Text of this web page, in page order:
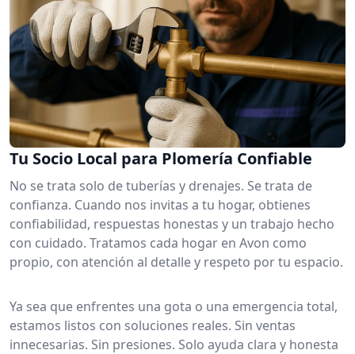
Tu Socio Local para Plomería Confiable
No se trata solo de tuberías y drenajes. Se trata de
confianza. Cuando nos invitas a tu hogar, obtienes
confiabilidad, respuestas honestas y un trabajo hecho
con cuidado. Tratamos cada hogar en Avon como
propio, con atención al detalle y respeto por tu espacio.
Ya sea que enfrentes una gota o una emergencia total,
estamos listos con soluciones reales. Sin ventas
innecesarias. Sin presiones. Solo ayuda clara y honesta